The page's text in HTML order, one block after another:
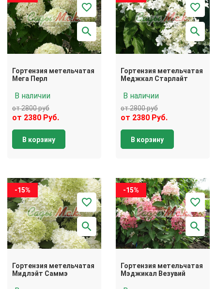
Гортензия метельчатая
Мега Перл
В наличии
от 2800 руб
от 2380 Руб.
В корзину
Гортензия метельчатая
Меджкал Старлайт
В наличии
от 2800 руб
от 2380 Руб.
В корзину
-15%
Гортензия метельчатая
Мидлэйт Саммэ
-15%
Гортензия метельчатая
Мэджикал Везувий